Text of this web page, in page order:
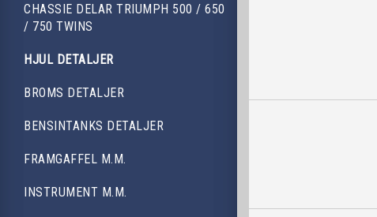
CHASSIE DELAR TRIUMPH 500 / 650
/ 750 TWINS
HJUL DETALJER
BROMS DETALJER
BENSINTANKS DETALJER
FRAMGAFFEL M.M.
INSTRUMENT M.M.